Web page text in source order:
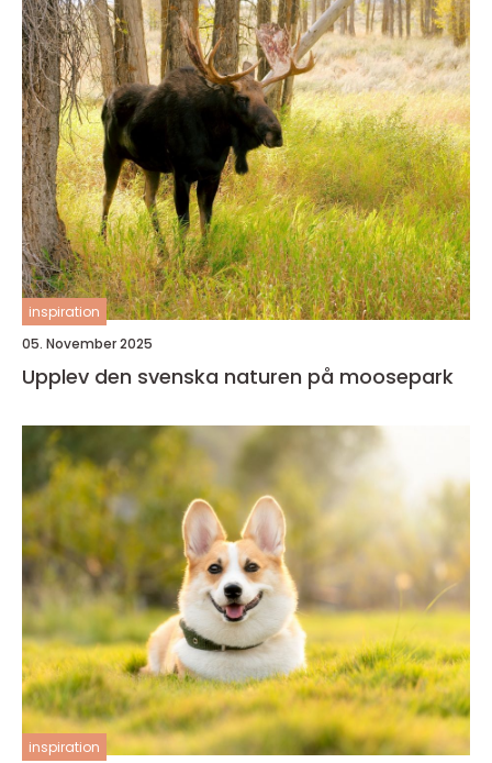
inspiration
05. November 2025
Upplev den svenska naturen på moosepark
inspiration